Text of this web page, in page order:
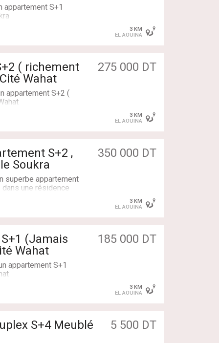
hotte, four).
avec sa
la mer.
appartement S+1
3 KM
EL AOUINA
( richement
Wahat
275 000 DT
appartement S+2 (
un séchoir
3 KM
EL AOUINA
Soukra
350 000 DT
superbe appartement
une résidence
avec des
3 KM
EL AOUINA
(Jamais
Wahat
185 000 DT
appartement S+1
3 KM
EL AOUINA
5 500 DT